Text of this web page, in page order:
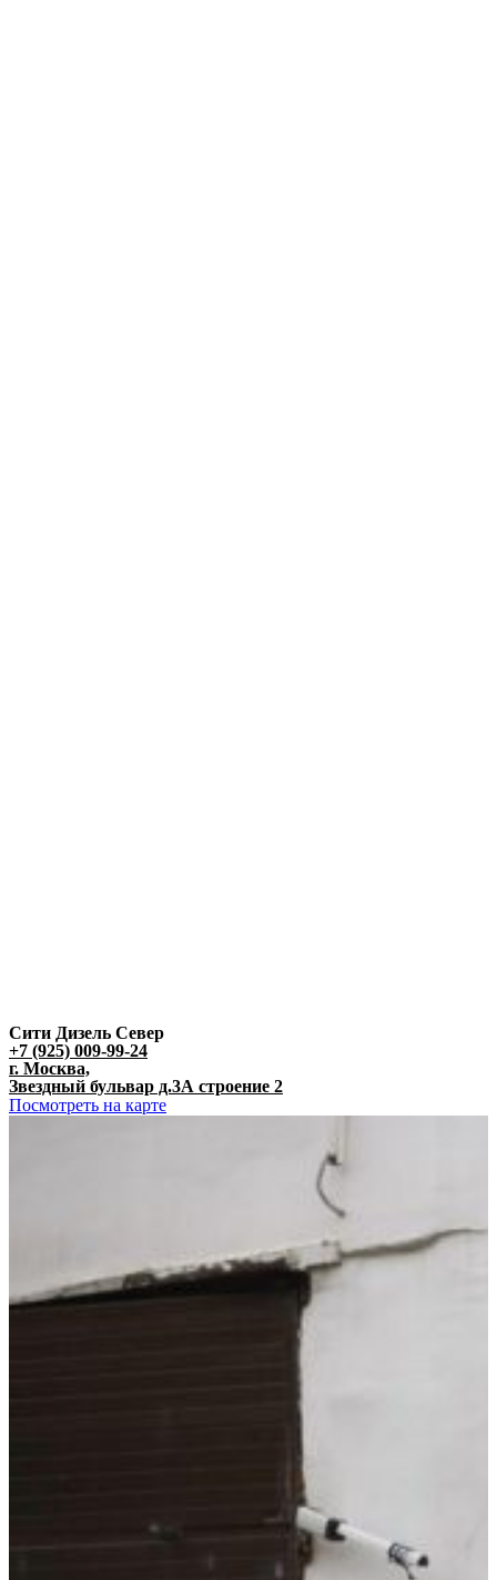
Сити Дизель Север
+7 (925) 009-99-24
г. Москва,
Звездный бульвар д.3А строение 2
Посмотреть на карте